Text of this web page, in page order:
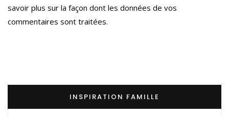
savoir plus sur la façon dont les données de vos
commentaires sont traitées.
INSPIRATION FAMILLE